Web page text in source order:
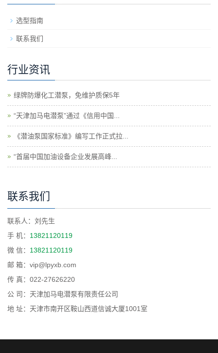
选型指南
联系我们
行业资讯
绿牌防爆化工潜泵，免维护质保5年
“天津加马电潜泵”通过《信用中国...
《潜油泵国家标准》编写工作正式拉...
“首届中国加油设备企业发展高峰...
联系我们
联系人：刘先生
手 机： 13821120119
微 信： 13821120119
邮 箱：vip@lpyxb.com
传 真：022-27626220
公 司：天津加马电潜泵有限责任公司
地 址：天津市南开区鞍山西道信诚大厦1001室